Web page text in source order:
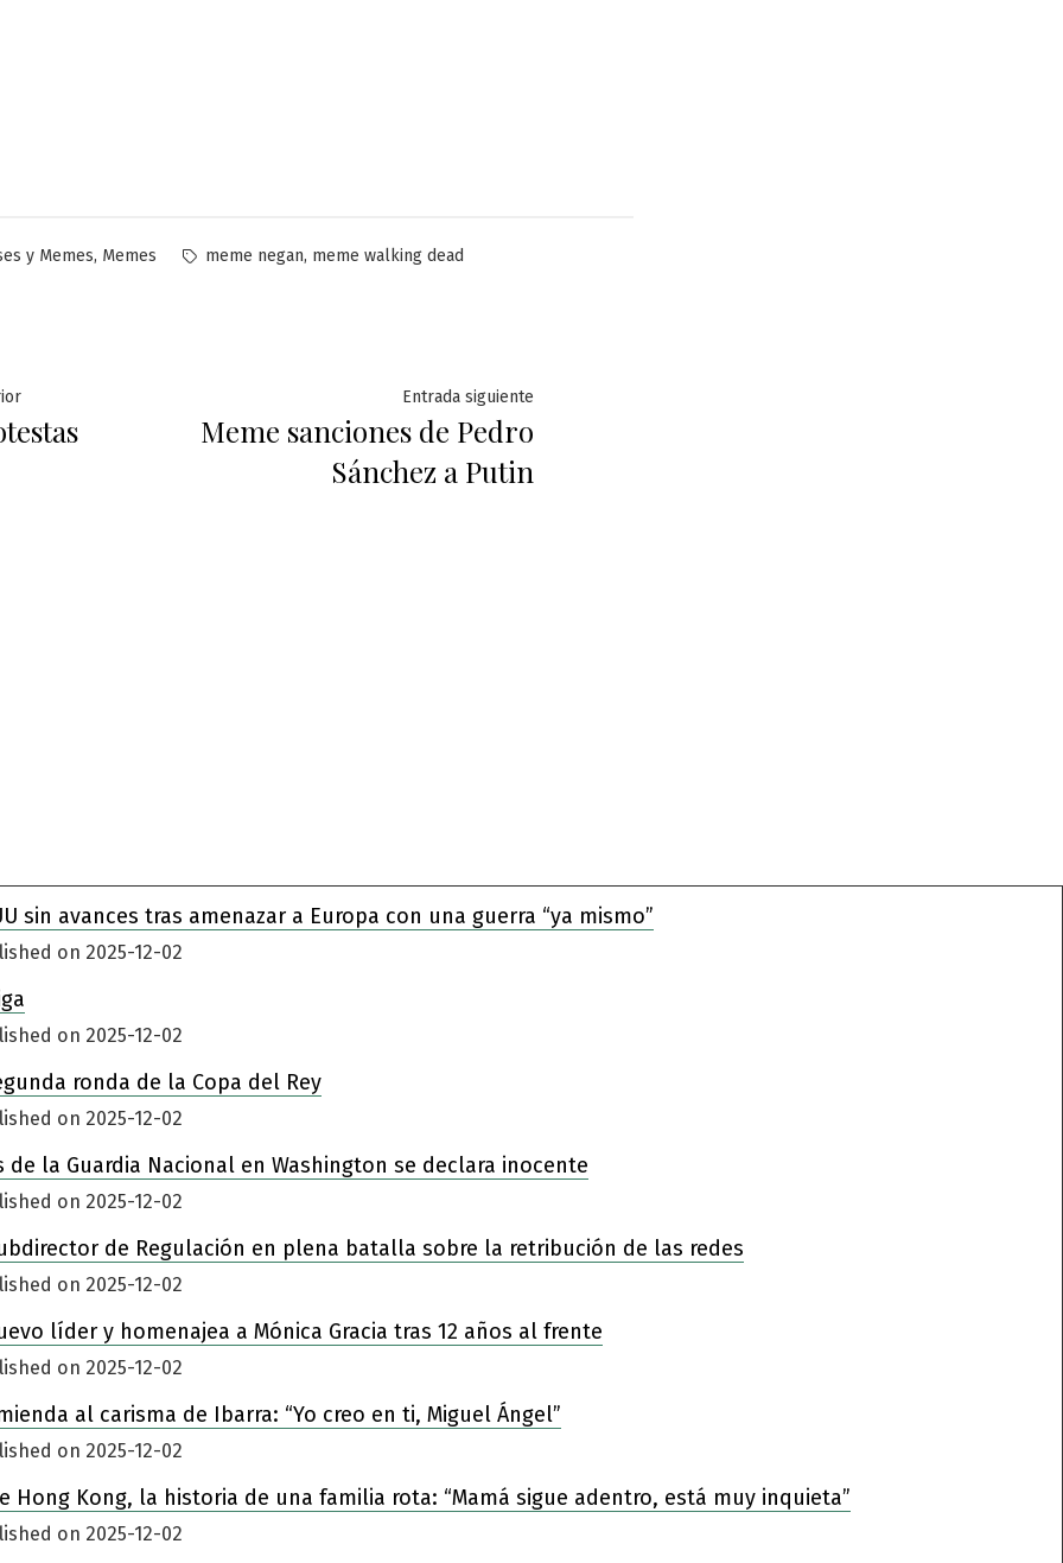
y Memes, Memes Etiquetas:
meme negan, meme walking dead
Entrada
anterior:
Entrada siguiente
Meme sanciones de Pedro
Sánchez a Putin
sin avances tras amenazar a Europa con una guerra “ya mismo”
on 2025-12-02
on 2025-12-02
ronda de la Copa del Rey
on 2025-12-02
la Guardia Nacional en Washington se declara inocente
on 2025-12-02
de Regulación en plena batalla sobre la retribución de las redes
on 2025-12-02
líder y homenajea a Mónica Gracia tras 12 años al frente
on 2025-12-02
al carisma de Ibarra: “Yo creo en ti, Miguel Ángel”
on 2025-12-02
Kong, la historia de una familia rota: “Mamá sigue adentro, está muy inquieta”
on 2025-12-02